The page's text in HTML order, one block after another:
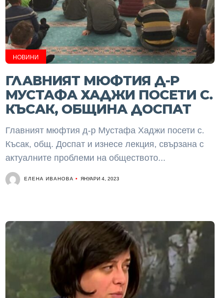
НОВИНИ
ГЛАВНИЯТ МЮФТИЯ Д-Р
МУСТАФА ХАДЖИ ПОСЕТИ С.
КЪСАК, ОБЩИНА ДОСПАТ
Главният мюфтия д-р Мустафа Хаджи посети с.
Късак, общ. Доспат и изнесе лекция, свързана с
актуалните проблеми на обществото...
ЕЛЕНА ИВАНОВА ЯНУАРИ 4, 2023